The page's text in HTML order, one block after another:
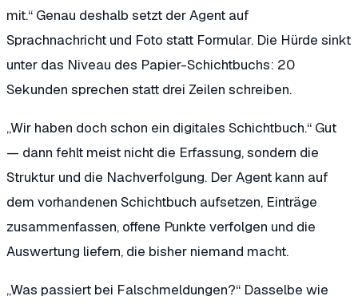
mit.“ Genau deshalb setzt der Agent auf
Sprachnachricht und Foto statt Formular. Die Hürde sinkt
unter das Niveau des Papier-Schichtbuchs: 20
Sekunden sprechen statt drei Zeilen schreiben.
„Wir haben doch schon ein digitales Schichtbuch.“ Gut
— dann fehlt meist nicht die Erfassung, sondern die
Struktur und die Nachverfolgung. Der Agent kann auf
dem vorhandenen Schichtbuch aufsetzen, Einträge
zusammenfassen, offene Punkte verfolgen und die
Auswertung liefern, die bisher niemand macht.
„Was passiert bei Falschmeldungen?“ Dasselbe wie